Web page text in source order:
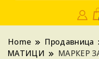
Home Продавница
МАТИЦИ
МАРКЕР